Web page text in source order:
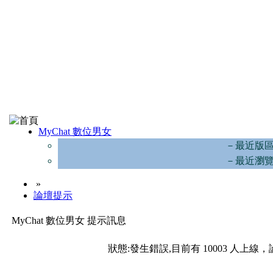
MyChat 數位男女
－最近版
－最近瀏
»
論壇提示
MyChat 數位男女 提示訊息
狀態:發生錯誤,目前有 10003 人上線